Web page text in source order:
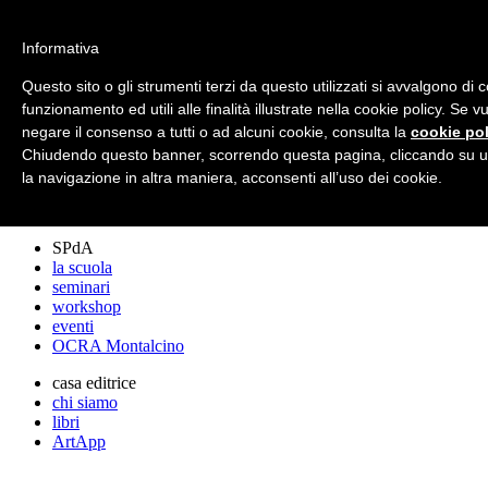
archos
lo studio
progetti
lectures
premi
SPdA
la scuola
seminari
workshop
eventi
OCRA Montalcino
casa editrice
chi siamo
libri
ArtApp
Informativa
Questo sito o gli strumenti terzi da questo utilizzati si avvalgono di
funzionamento ed utili alle finalità illustrate nella cookie policy. Se
negare il consenso a tutti o ad alcuni cookie, consulta la cookie
Chiudendo questo banner, scorrendo questa pagina, cliccando su
la navigazione in altra maniera, acconsenti all’uso dei cookie.